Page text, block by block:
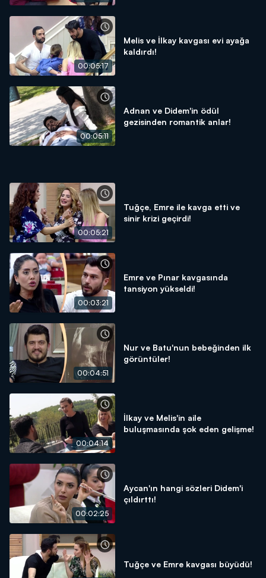
00:05:17
Melis ve İlkay kavgası evi ayağa
kaldırdı!
00:05:11
Adnan ve Didem'in ödül
gezisinden romantik anlar!
00:05:21
Tuğçe, Emre ile kavga etti ve
sinir krizi geçirdi!
00:03:21
Emre ve Pınar kavgasında
tansiyon yükseldi!
00:04:51
Nur ve Batu'nun bebeğinden ilk
görüntüler!
00:04:14
İlkay ve Melis'in aile
buluşmasında şok eden gelişme!
00:02:25
Aycan'ın hangi sözleri Didem'i
çıldırttı!
Tuğçe ve Emre kavgası büyüdü!